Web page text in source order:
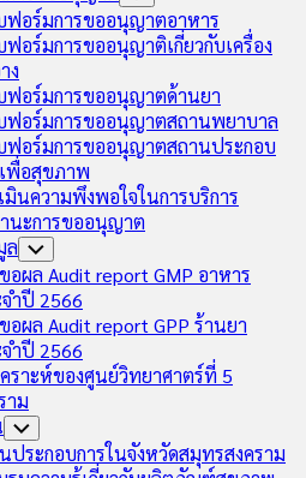
Child
Menu
ฟอร์มการขออนุญาตอาหาร
อร์มการขออนุญาติเกี่ยวกับเครื่อง
ง
ฟอร์มการขออนุญาตด้านยา
ฟอร์มการขออนุญาตสถานพยาบาล
ฟอร์มการขออนุญาตสถานประกอบ
พื่อสุขภาพ
มินความพึงพอใจในการบริการ
นะการขออนุญาต
ล Toggle
Child
Menu
อผล Audit report GMP อาหาร
ำปี 2566
อผล Audit report GPP ร้านยา
ำปี 2566
คราะห์ของศูนย์วิทยาศาตร์ที่ 5
าม
Toggle
Child
Menu
ประกอบการในจังหวัดสมุทรสงคราม